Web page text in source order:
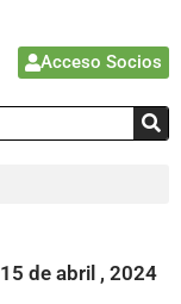
Acceso Socios
15 de abril , 2024